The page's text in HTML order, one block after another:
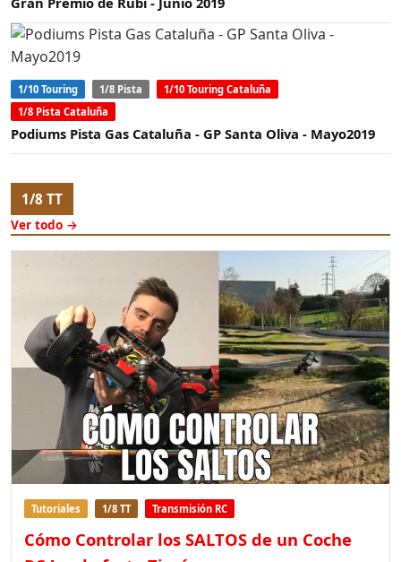
1/10 Touring 1/8 Pista
1/10 Touring Cataluña
1/8 Pista Cataluña
Podiums Pista Gas Cataluña - GP Santa Oliva - Mayo2019
1/8 TT
Ver todo →
Tutoriales 1/8 TT Transmisión RC
Cómo Controlar los SALTOS de un Coche